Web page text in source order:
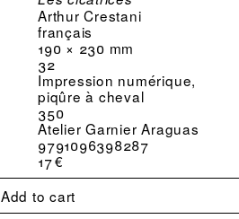
Arthur Crestani
français
190 × 230 mm
32
Impression numérique,
piqûre à cheval
350
Atelier Garnier Araguas
9791096398287
17 €
Add to cart